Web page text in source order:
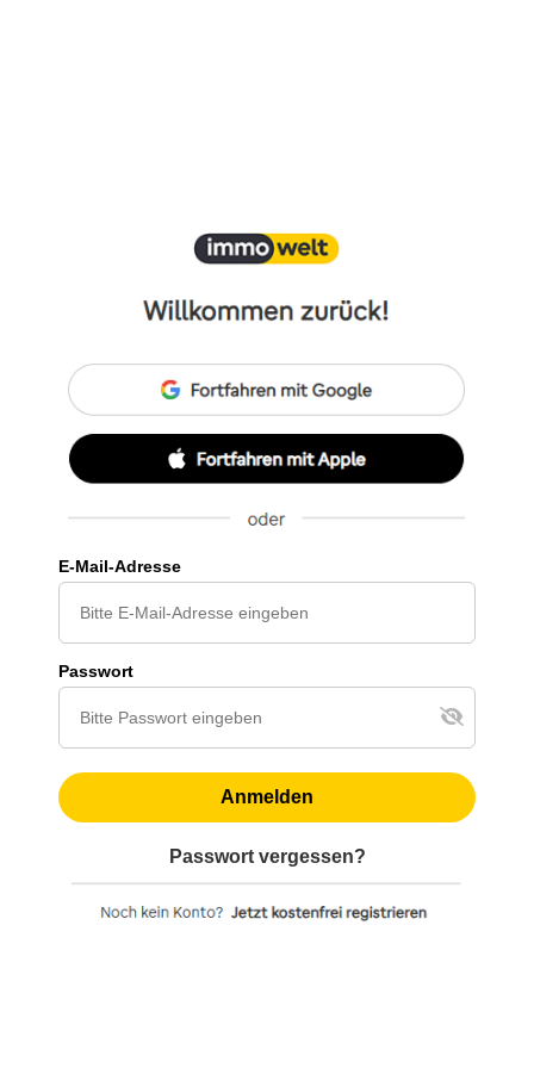
E-Mail-Adresse
Passwort
Anmelden
Passwort vergessen?